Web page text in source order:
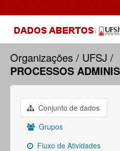
Conjuntos de dados
Grupos
Sobre
Organizações
UFSJ
PROCESSOS
Conjunto de dados
Grupos
Fluxo de Atividades